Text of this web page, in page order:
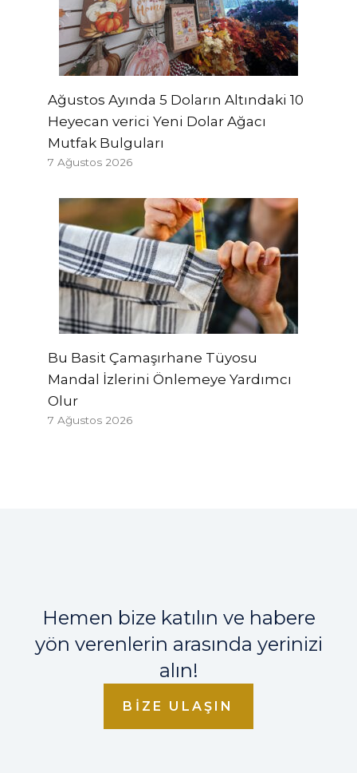
Ağustos Ayında 5 Doların Altındaki 10
Heyecan verici Yeni Dolar Ağacı
Mutfak Bulguları
7 Ağustos 2026
Bu Basit Çamaşırhane Tüyosu
Mandal İzlerini Önlemeye Yardımcı
Olur
7 Ağustos 2026
Hemen bize katılın ve habere
yön verenlerin arasında yerinizi
alın!
BIZE ULAŞIN